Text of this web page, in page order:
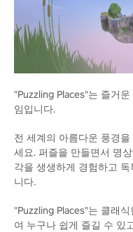
"Puzzling Places"는 즐거
임입니다.
전 세계의 아름다운 풍경
세요. 퍼즐을 만들면서 명
각을 생생하게 경험하고
니다.
"Puzzling Places"는 클래
여 누구나 쉽게 즐길 수 있